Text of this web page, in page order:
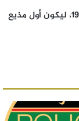
والتحق جمال ريان بقناة الجزيرة فى قطر عام 1996، ليكون أول مذيع